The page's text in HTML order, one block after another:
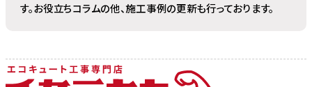
す。お役立ちコラムの他、施工事例の更新も行っております。